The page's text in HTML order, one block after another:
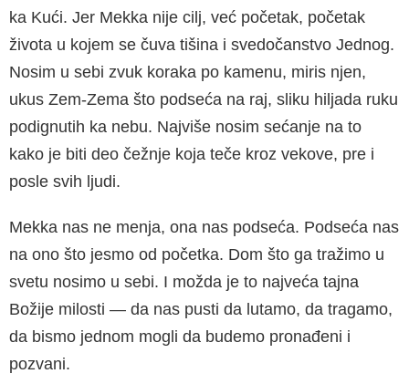
ka Kući. Jer Mekka nije cilj, već početak, početak
života u kojem se čuva tišina i svedočanstvo Jednog.
Nosim u sebi zvuk koraka po kamenu, miris njen,
ukus Zem-Zema što podseća na raj, sliku hiljada ruku
podignutih ka nebu. Najviše nosim sećanje na to
kako je biti deo čežnje koja teče kroz vekove, pre i
posle svih ljudi.
Mekka nas ne menja, ona nas podseća. Podseća nas
na ono što jesmo od početka. Dom što ga tražimo u
svetu nosimo u sebi. I možda je to najveća tajna
Božije milosti — da nas pusti da lutamo, da tragamo,
da bismo jednom mogli da budemo pronađeni i
pozvani.